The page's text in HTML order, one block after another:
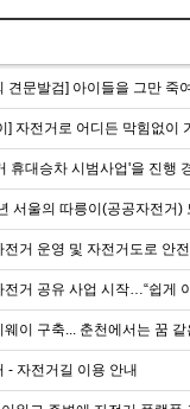
견문발검] 아이들을 그만 죽
] 자전거로 어디든 막힘없이
휴대승차 시범사업'을 진행
서울의 따릉이(공공자전거)
전거 운영 및 자전거도로 안
전거 공유 사업 시작…“쉽게
웨이 구축... 춘천에서는 꿈
- 자전거길 이용 안내